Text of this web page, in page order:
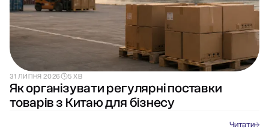
31 ЛИПНЯ 2026 5 ХВ
Як організувати регулярні поставки
товарів з Китаю для бізнесу
Читати